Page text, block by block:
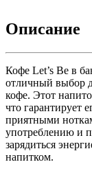
Описание
Кофе Let’s Be в
отличный выбор
кофе. Этот
что гарантирует
приятными
употреблению и
зарядиться
напитком.